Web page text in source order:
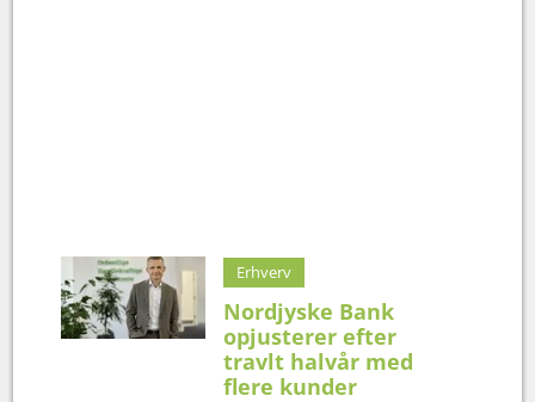
Erhverv
Nordjyske Bank
opjusterer efter
travlt halvår med
flere kunder